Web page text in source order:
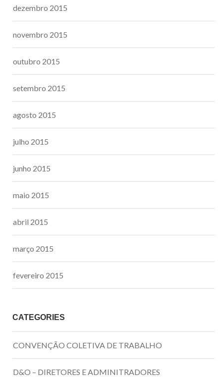
dezembro 2015
novembro 2015
outubro 2015
setembro 2015
agosto 2015
julho 2015
junho 2015
maio 2015
abril 2015
março 2015
fevereiro 2015
CATEGORIES
CONVENÇÃO COLETIVA DE TRABALHO
D&O – DIRETORES E ADMINITRADORES